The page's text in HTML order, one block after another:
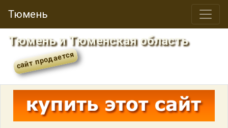
Тюмень
Тюмень и Тюменская область